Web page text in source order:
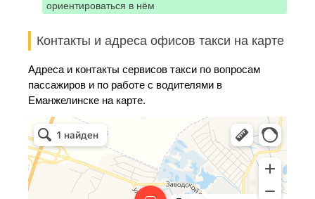
ориентироваться в нём
Контакты и адреса офисов такси на карте
Адреса и контакты сервисов такси по вопросам
пассажиров и по работе с водителями в
Еманжелинске на карте.